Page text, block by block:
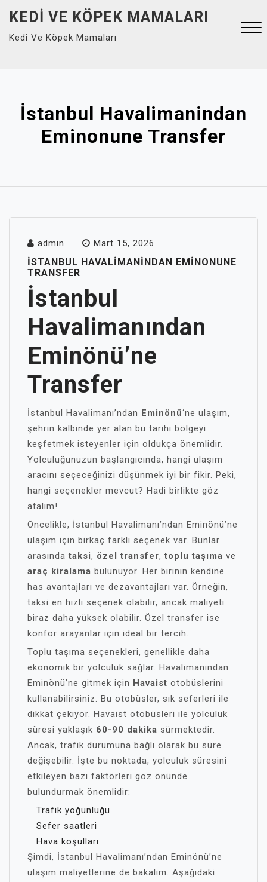
content
KEDI VE KÖPEK MAMALARI
Kedi Ve Köpek Mamaları
İstanbul Havalimanindan
Eminonune Transfer
admin Mart 15, 2026
İSTANBUL HAVALIMANINDAN EMINONUNE
TRANSFER
İstanbul
Havalimanından
Eminönü’ne
Transfer
İstanbul Havalimanı’ndan Eminönü‘ne ulaşım,
şehrin kalbinde yer alan bu tarihi bölgeyi
keşfetmek isteyenler için oldukça önemlidir.
Yolculuğunuzun başlangıcında, hangi ulaşım
aracını seçeceğinizi düşünmek iyi bir fikir. Peki,
hangi seçenekler mevcut? Hadi birlikte göz
atalım!
Öncelikle, İstanbul Havalimanı’ndan Eminönü’ne
ulaşım için birkaç farklı seçenek var. Bunlar
arasındataksi, özel transfer,toplu taşıma ve
araç kiralama bulunuyor. Her birinin kendine
has avantajları ve dezavantajları var. Örneğin,
taksi en hızlı seçenek olabilir, ancak maliyeti
biraz daha yüksek olabilir. Özel transfer ise
konfor arayanlar için ideal bir tercih.
Toplu taşıma seçenekleri, genellikle daha
ekonomik bir yolculuk sağlar. Havalimanından
Eminönü’ne gitmek için Havaist otobüslerini
kullanabilirsiniz. Bu otobüsler, sık seferleri ile
dikkat çekiyor. Havaist otobüsleri ile yolculuk
süresi yaklaşık 60-90 dakika sürmektedir.
Ancak, trafik durumuna bağlı olarak bu süre
değişebilir. İşte bu noktada, yolculuk süresini
etkileyen bazı faktörleri göz önünde
bulundurmak önemlidir:
Trafik yoğunluğu
Sefer saatleri
Hava koşulları
Şimdi, İstanbul Havalimanı’ndan Eminönü’ne
ulaşım maliyetlerine de bakalım. Aşağıdaki